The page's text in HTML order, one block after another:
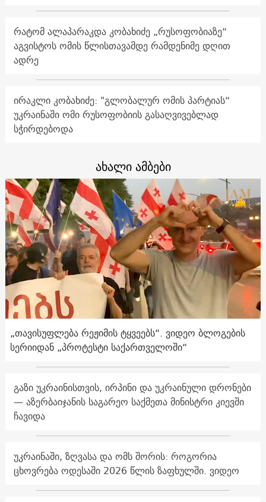
რატომ ალაპარაკდა კობახიძე „რუსოფობიაზე“
აგვისტოს ომის წლისთავამდე რამდენიმე დღით
ადრე
ირაკლი კობახიძე: "გლობალურ ომის პარტიას“
უკრაინაში ომი რუსოფობიის გასაღვივებლად
სჭირდებოდა
ახალი ამბები
„თავისუფლება რეჟიმის ტყვეებს“. ვიდეო ბლოგების
სერიიდან „პროტესტი საქართველოში“
გაზი უკრაინისთვის, ირპინი და უკრაინული დრონები
— აზერბაიჯანის საგარეო საქმეთა მინისტრი კიევში
ჩავიდა
უკრაინაში, ზღვასა და ომს შორის: როგორია
ცხოვრება ოდესაში 2026 წლის ზაფხულში. ვიდეო